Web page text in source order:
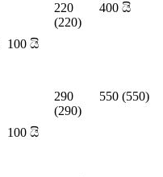
100 යි
220
(220)
400 යි
100 යි
290
(290)
550 (550)